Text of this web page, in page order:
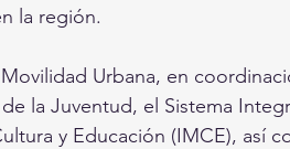
la región.
Urbana, en
la Juventud, el Sistema
y Educación (IMCE), así